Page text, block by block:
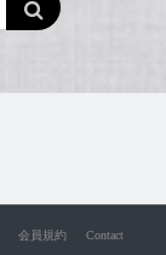
会員規約 Contact